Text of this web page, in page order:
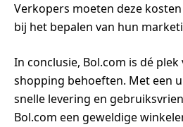
Verkopers moeten deze
bij het bepalen van hun
In conclusie, Bol.com is dé
shopping behoeften. Met een
snelle levering en
Bol.com een geweldige